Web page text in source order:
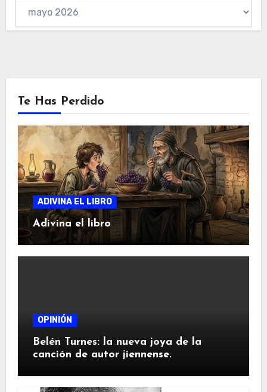
Te Has Perdido
ADIVINA EL LIBRO
Adivina el libro
OPINIÓN
Belén Turnes: la nueva joya de la
canción de autor jiennense.